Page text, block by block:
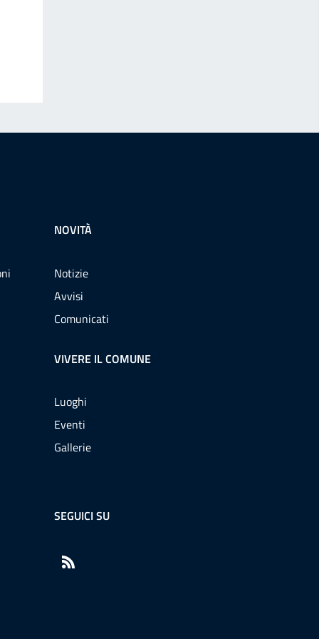
NOVITÀ
Notizie
Avvisi
Comunicati
VIVERE IL COMUNE
Luoghi
Eventi
Gallerie
SEGUICI SU